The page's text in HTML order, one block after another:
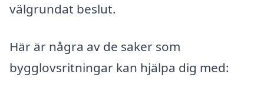
välgrundat beslut.
Här är några av de saker som
bygglovsritningar kan hjälpa dig med: